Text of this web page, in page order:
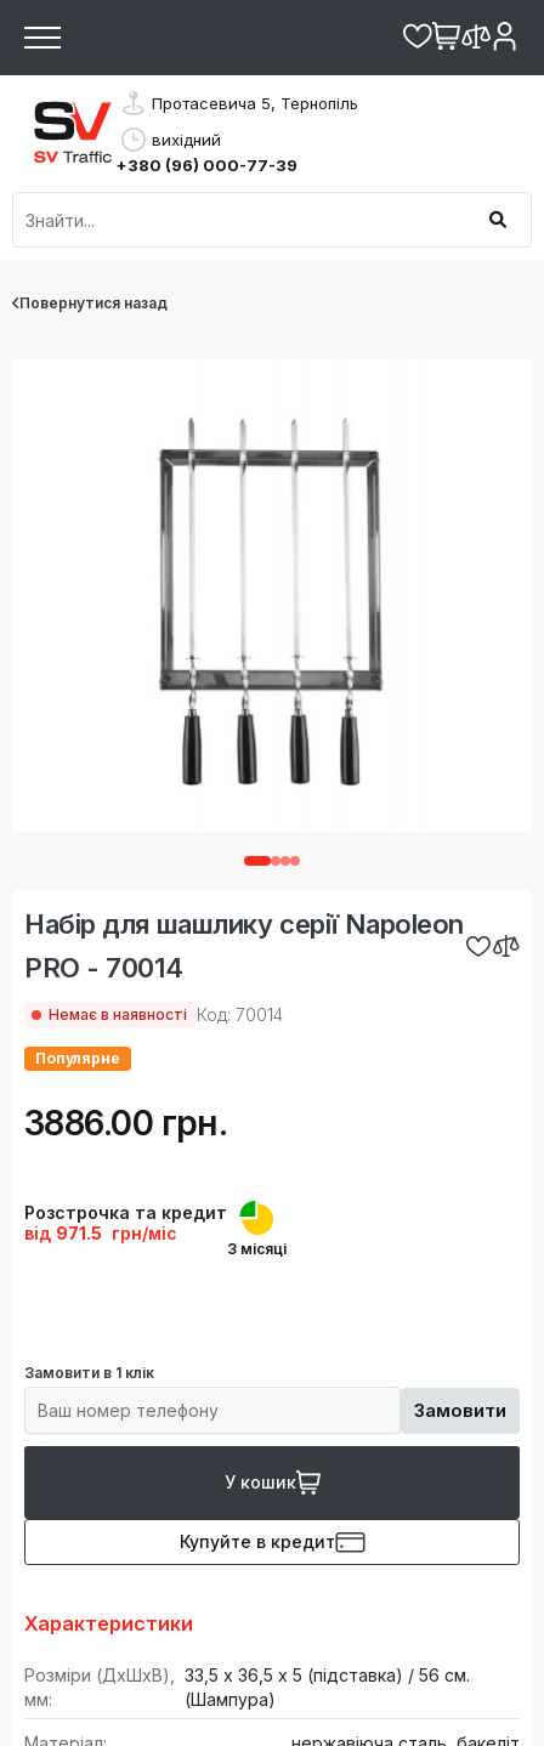
Протасевича 5, Тернопіль
вихідний
+380 (96) 000-77-39
Повернутися назад
Набір для шашлику серії Napoleon
PRO - 70014
Немає в наявності Код: 70014
Популярне
3886.00 грн.
Розстрочка та кредит
від 971.5 грн/міс
3 місяці
Замовити в 1 клік
Замовити
У кошик
Купуйте в кредит
Характеристики
Розміри (ДхШхВ),
мм:
33,5 х 36,5 х 5 (підставка) / 56 см.
(Шампура)